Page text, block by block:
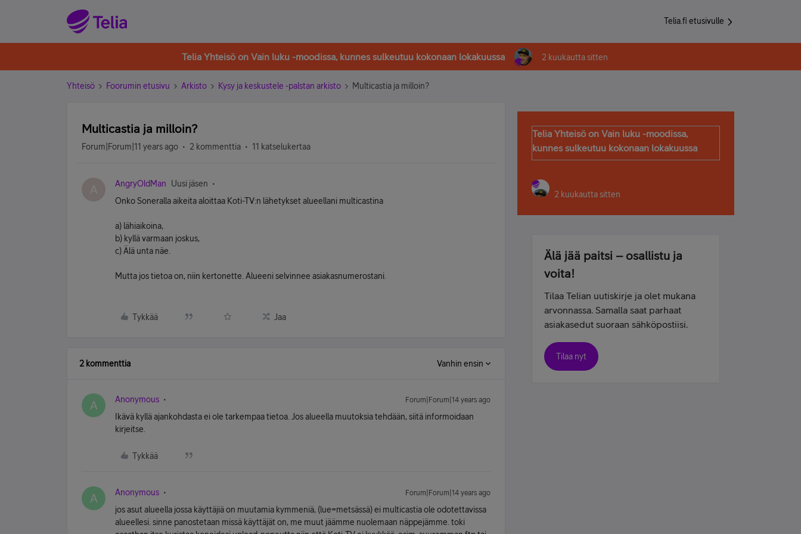
Telia.fi etusivulle
Telia Yhteisö on Vain luku -moodissa, kunnes sulkeutuu kokonaan lokakuussa 2 kuukautta sitten
Yhteisö Foorumin etusivu Arkisto Kysy ja keskustele -palstan arkisto Multicastia ja milloin?
Multicastia ja milloin?
Forum|Forum|11 years ago 2 kommenttia 11 katselukertaa
A AngryOldMan
Uusi jäsen
Onko Soneralla aikeita aloittaa Koti-TV:n lähetykset alueellani multicastina
a) lähiaikoina,
b) kyllä varmaan joskus,
c) Älä unta näe.
Mutta jos tietoa on, niin kertonette. Alueeni selvinnee asiakasnumerostani.
Tykkää Jaa
2 kommenttia Vanhin ensin
A Anonymous Forum|Forum|14 years ago
Ikävä kyllä ajankohdasta ei ole tarkempaa tietoa. Jos alueella muutoksia tehdään, siitä informoidaan
kirjeitse.
Tykkää
A Anonymous Forum|Forum|14 years ago
jos asut alueella jossa käyttäjiä on muutamia kymmeniä, (lue=metsässä) ei multicastia ole odotettavissa
alueellesi. sinne panostetaan missä käyttäjät on, me muut jäämme nuolemaan näppejämme. toki
Telia Yhteisö on Vain luku -moodissa,
kunnes sulkeutuu kokonaan lokakuussa
2 kuukautta sitten
Älä jää paitsi – osallistu ja
voita!
Tilaa Telian uutiskirje ja olet mukana
arvonnassa. Samalla saat parhaat
asiakasedut suoraan sähköpostiisi.
Tilaa nyt